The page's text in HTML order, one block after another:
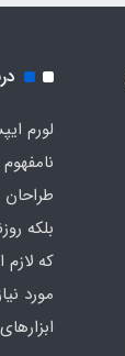
لورم
بلکه
که
مورد